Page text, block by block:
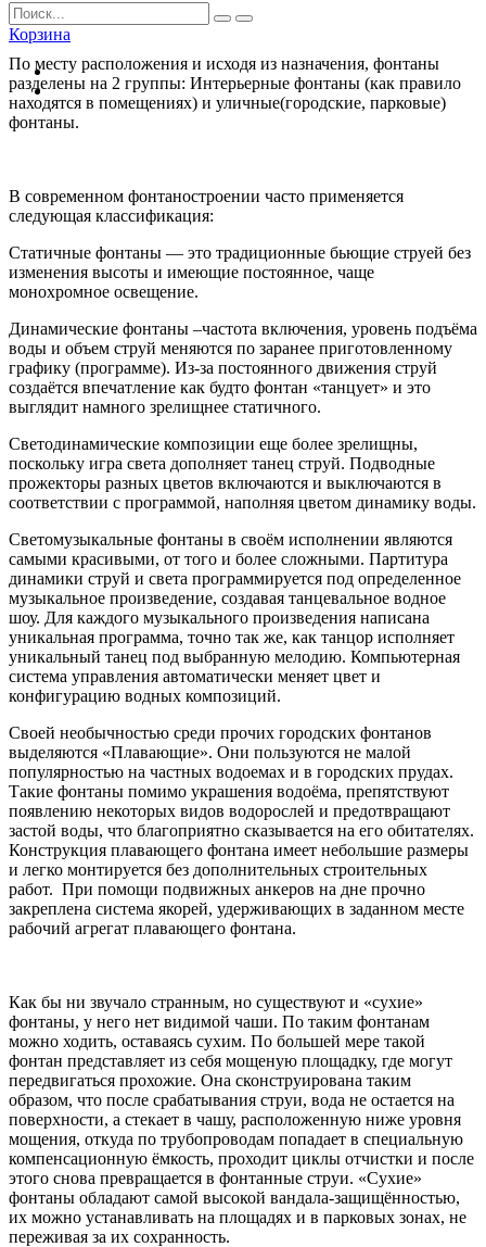
Корзина
По месту расположения и исходя из назначения, фонтаны
разделены на 2 группы: Интерьерные фонтаны (как правило
находятся в помещениях) и уличные(городские, парковые)
фонтаны.
В современном фонтаностроении часто применяется
следующая классификация:
Статичные фонтаны — это традиционные бьющие струей без
изменения высоты и имеющие постоянное, чаще
монохромное освещение.
Динамические фонтаны –частота включения, уровень подъёма
воды и объем струй меняются по заранее приготовленному
графику (программе). Из-за постоянного движения струй
создаётся впечатление как будто фонтан «танцует» и это
выглядит намного зрелищнее статичного.
Светодинамические композиции еще более зрелищны,
поскольку игра света дополняет танец струй. Подводные
прожекторы разных цветов включаются и выключаются в
соответствии с программой, наполняя цветом динамику воды.
Светомузыкальные фонтаны в своём исполнении являются
самыми красивыми, от того и более сложными. Партитура
динамики струй и света программируется под определенное
музыкальное произведение, создавая танцевальное водное
шоу. Для каждого музыкального произведения написана
уникальная программа, точно так же, как танцор исполняет
уникальный танец под выбранную мелодию. Компьютерная
система управления автоматически меняет цвет и
конфигурацию водных композиций.
Своей необычностью среди прочих городских фонтанов
выделяются «Плавающие». Они пользуются не малой
популярностью на частных водоемах и в городских прудах.
Такие фонтаны помимо украшения водоёма, препятствуют
появлению некоторых видов водорослей и предотвращают
застой воды, что благоприятно сказывается на его обитателях.
Конструкция плавающего фонтана имеет небольшие размеры
и легко монтируется без дополнительных строительных
работ. При помощи подвижных анкеров на дне прочно
закреплена система якорей, удерживающих в заданном месте
рабочий агрегат плавающего фонтана.
Как бы ни звучало странным, но существуют и «сухие»
фонтаны, у него нет видимой чаши. По таким фонтанам
можно ходить, оставаясь сухим. По большей мере такой
фонтан представляет из себя мощеную площадку, где могут
передвигаться прохожие. Она сконструирована таким
образом, что после срабатывания струи, вода не остается на
поверхности, а стекает в чашу, расположенную ниже уровня
мощения, откуда по трубопроводам попадает в специальную
компенсационную ёмкость, проходит циклы отчистки и после
этого снова превращается в фонтанные струи. «Сухие»
фонтаны обладают самой высокой вандала-защищённостью,
их можно устанавливать на площадях и в парковых зонах, не
переживая за их сохранность.